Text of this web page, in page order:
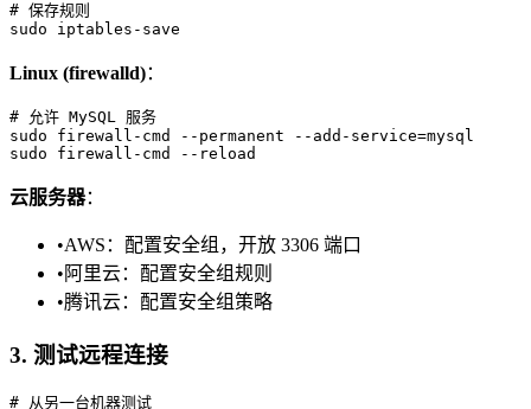
# 保存规则
Linux (firewalld)：
# 允许 MySQL 服务
sudo firewall-cmd --permanent --add-service=mysql
云服务器：
•AWS：配置安全组，开放 3306 端口
• 阿里云：配置安全组规则
•腾讯云：配置安全组策略
3. 测试远程连接
# 从另一台机器测试